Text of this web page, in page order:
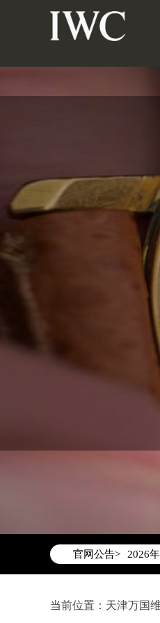
官网公告>
2026
2026
天津
当前位置： 天津万国